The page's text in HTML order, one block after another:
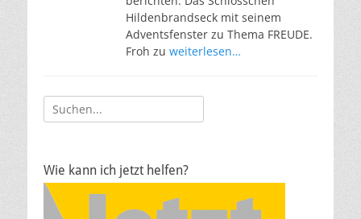
Hildenbrandseck mit seinem
Adventsfenster zu Thema FREUDE.
Froh zu weiterlesen…
Suche
nach:
Wie kann ich jetzt helfen?